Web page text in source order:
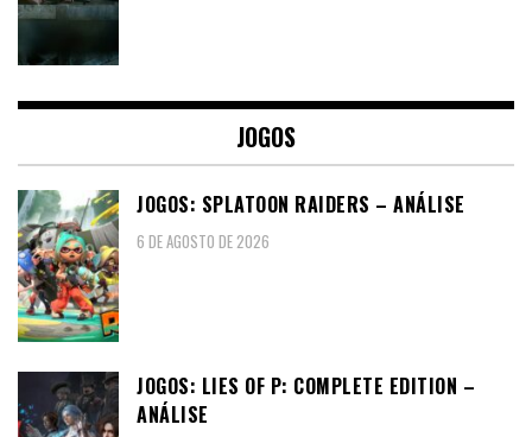
JOGOS
JOGOS: SPLATOON RAIDERS – ANÁLISE
6 DE AGOSTO DE 2026
JOGOS: LIES OF P: COMPLETE EDITION –
ANÁLISE